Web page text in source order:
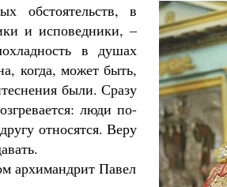
обстоятельств, в
и исповедники, –
в душах
когда, может быть,
были. Сразу
люди по-
относятся. Веру
архимандрит Павел